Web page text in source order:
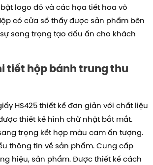
logo đỏ và các họa tiết hoa vô
có cửa sổ thấy được sản phẩm bên
sang trọng tạo dấu ấn cho khách
tiết hộp bánh trung thu
HS425 thiết kế đơn giản với chất liệu
thiết kế hình chữ nhật bắt mắt.
trọng kết hợp màu cam ấn tượng.
thông tin về sản phẩm. Cung cấp
hiệu, sản phẩm. Được thiết kế cách